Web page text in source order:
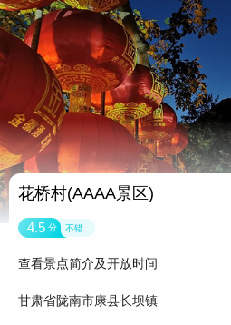
花桥村(AAAA景区)
4.5 分 不错
查看景点简介及开放时间
甘肃省陇南市康县长坝镇
